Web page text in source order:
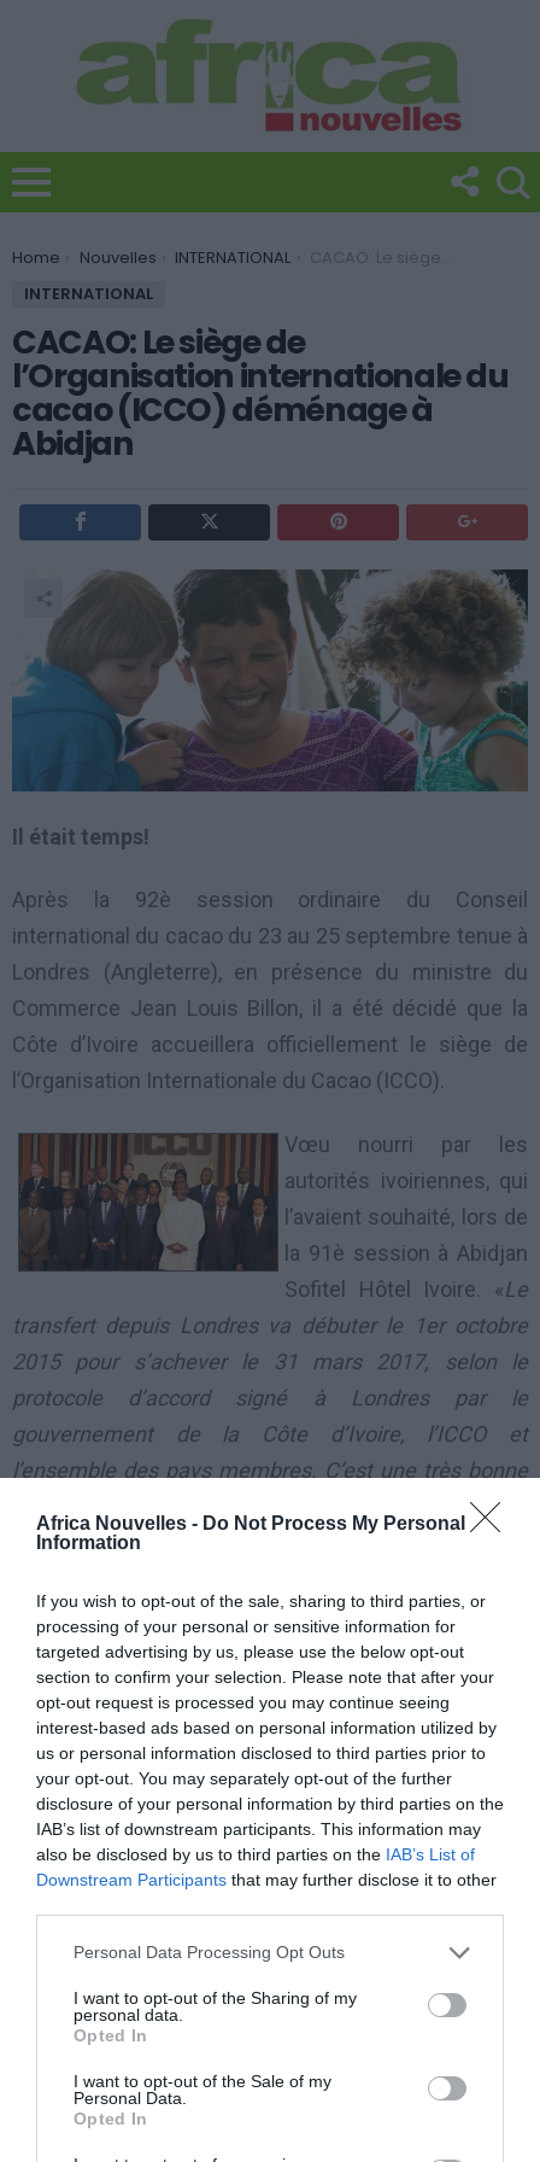
Africa Nouvelles - Do Not Process My Personal
Information
If you wish to opt-out of the sale, sharing to third parties, or
processing of your personal or sensitive information for
targeted advertising by us, please use the below opt-out
section to confirm your selection. Please note that after your
opt-out request is processed you may continue seeing
interest-based ads based on personal information utilized by
us or personal information disclosed to third parties prior to
your opt-out. You may separately opt-out of the further
disclosure of your personal information by third parties on the
IAB’s list of downstream participants. This information may
also be disclosed by us to third parties on the IAB’s List of
Downstream Participants that may further disclose it to other
Personal Data Processing Opt Outs
I want to opt-out of the Sharing of my
personal data.
Opted In
I want to opt-out of the Sale of my
Personal Data.
Opted In
You are here:
Home Nouvelles INTERNATIONAL
CACAO: Le siège de l’Organisation internationale du cacao (ICCO) déménage à Abidjan
INTERNATIONAL
CACAO: Le siège de
l’Organisation internationale du
cacao (ICCO) déménage à
Abidjan
Il était temps!
Après la 92è session ordinaire du Conseil
international du cacao du 23 au 25 septembre tenue à
Londres (Angleterre), en présence du ministre du
Commerce Jean Louis Billon, il a été décidé que la
Côte d’Ivoire accueillera officiellement le siège de
l’Organisation Internationale du Cacao (ICCO).
Vœu nourri par les
autorités ivoiriennes, qui
l’avaient souhaité, lors de
la 91è session à Abidjan
Sofitel Hôtel Ivoire. «Le
transfert depuis Londres va débuter le 1er octobre
2015 pour s’achever le 31 mars 2017, selon le
protocole d’accord signé à Londres par le
gouvernement de la Côte d’Ivoire, l’ICCO et
l’ensemble des pays membres. C’est une très bonne
nouvelle pour la Côte d’Ivoire. Il était normal que le
premier producteur mondial de cacao accueille le
producteurs d’avoir plus de poids dans la filière,
notamment dans l’organisation du marché, l’évolution
des cours et les programmes de recherche
agronomique. Cette décision s’inscrit aussi dans la
volonté du gouvernement de développer la
transformation locale des fèves pour créer plus de
valeur sur place», s’est exprimé Jean-Louis Billon,
exhortant à une transformation locale de la matière
La délocalisation du siège de cette institution à
Abidjan, qui était sur la table des discussions par les
autorités ivoiriennes en 2002, a été par la suite un
lointain souvenir, compte tenu de la décennie de
crise. Mais, estime Jean louis Billon, la Côte d’Ivoire a